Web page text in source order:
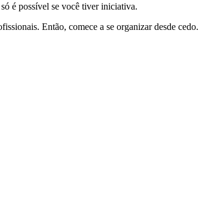
é possível se você tiver iniciativa.
Então, comece a se organizar desde cedo.